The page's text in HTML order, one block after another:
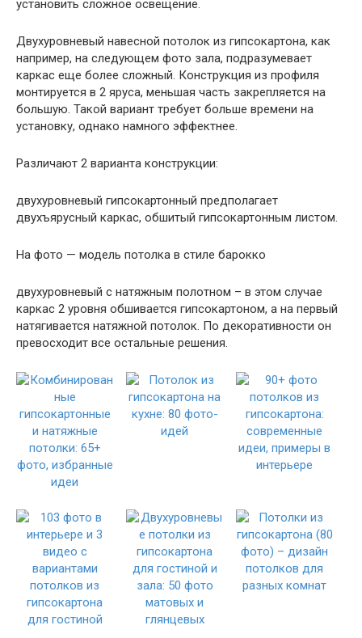
установить сложное освещение.
Двухуровневый навесной потолок из гипсокартона, как
например, на следующем фото зала, подразумевает
каркас еще более сложный. Конструкция из профиля
монтируется в 2 яруса, меньшая часть закрепляется на
большую. Такой вариант требует больше времени на
установку, однако намного эффектнее.
Различают 2 варианта конструкции:
двухуровневый гипсокартонный предполагает
двухъярусный каркас, обшитый гипсокартонным листом.
На фото — модель потолка в стиле барокко
двухуровневый с натяжным полотном – в этом случае
каркас 2 уровня обшивается гипсокартоном, а на первый
натягивается натяжной потолок. По декоративности он
превосходит все остальные решения.